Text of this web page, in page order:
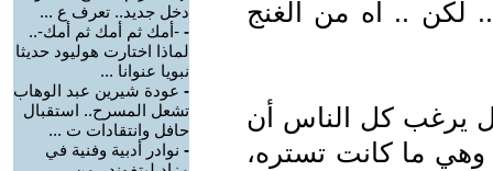
لكن .. آه من الغنج
يرغب كل الناس أن
وهي ما كانت تستره،
دخل جديد.. تعرف ع ...
- -أمك ثم أمك ثم أمك-..
لماذا اختارت هوليود حديثا
نبويا عنوانا ...
- عودة شيرين عبد الوهاب
تشعل المسرح.. استقبال
حافل وانتقادات ت ...
- نوادر أدبية وفنية في